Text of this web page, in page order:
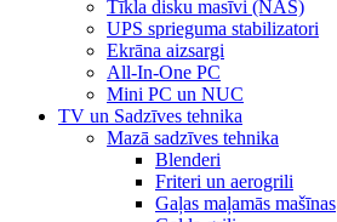
Tīkla disku masīvi (NAS)
UPS sprieguma stabilizatori
Ekrāna aizsargi
All-In-One PC
Mini PC un NUC
TV un Sadzīves tehnika
Mazā sadzīves tehnika
Blenderi
Friteri un aerogrili
Gaļas maļamās mašīnas